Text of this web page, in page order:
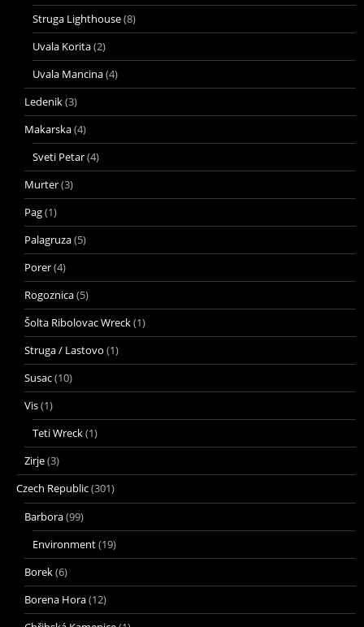
Struga Lighthouse(8)
Uvala Korita(2)
Uvala Mancina(4)
Ledenik(3)
Makarska(4)
Sveti Petar(4)
Murter(3)
Pag(1)
Palagruza(5)
Porer(4)
Rogoznica(5)
Šolta Ribolovac Wreck(1)
Struga / Lastovo (1)
Susac(10)
Vis(1)
Teti Wreck(1)
Zirje(3)
Czech Republic(301)
Barbora(99)
Environment(19)
Borek(6)
Borena Hora(12)